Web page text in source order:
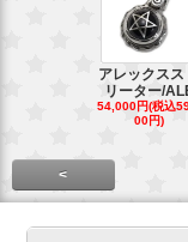
アレックスス
リーター/
54,000円(税込
00円)
<